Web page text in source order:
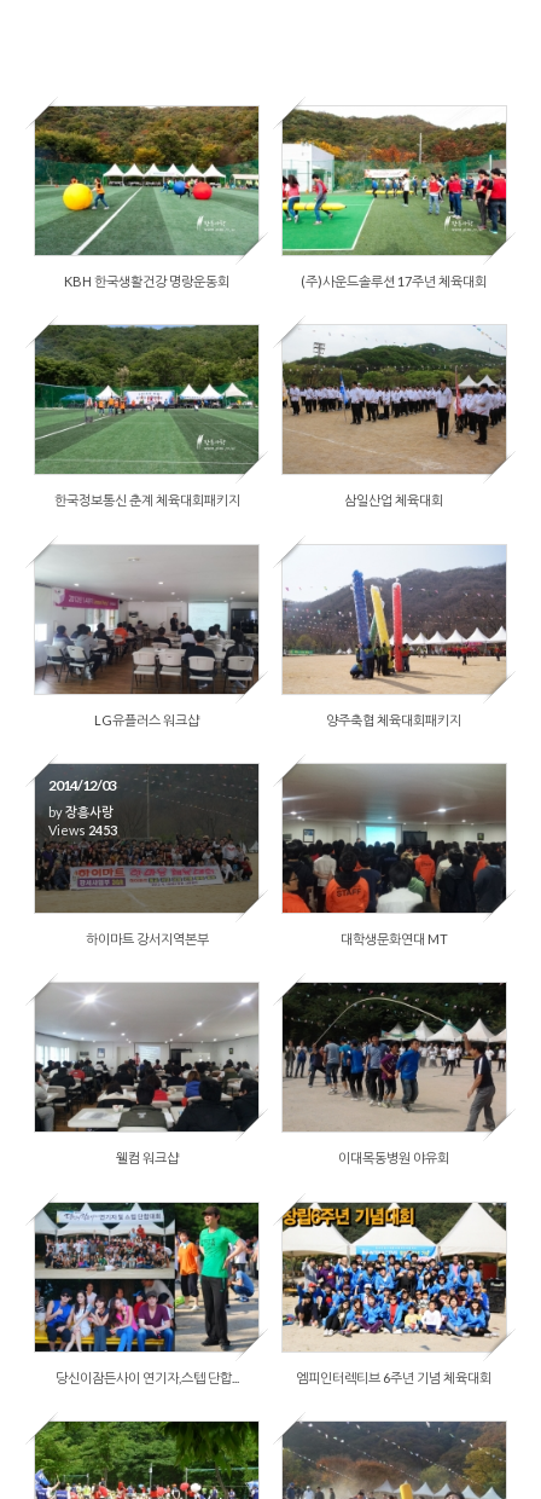
KBH 한국생활건강 명랑운동회 (주)사운드솔루션 17주년 체육대회
한국정보통신 춘계 체육대회패키지
2014/12/03
by
장흥사랑
Views3638
삼일산업 체육대회
LG유플러스 워크샵
2014/12/03
by
Views2638
양주축협 체육대회패키지
2014/12/03
by장흥사랑
Views 2453
하이마트 강서지역본부
2014/12/03
by장흥사랑
Views 2579
대학생문화연대 MT
웰컴 워크샵
2014/12/03
by장흥사랑
2611
이대목동병원 야유회
당신이잠든사이 연기자,스텝 단합...
2014/12/03
by장흥사랑
Views104070
엠피인터렉티브 6주년 기념 체육대회
2014/12/03
by장흥사랑
Views2540